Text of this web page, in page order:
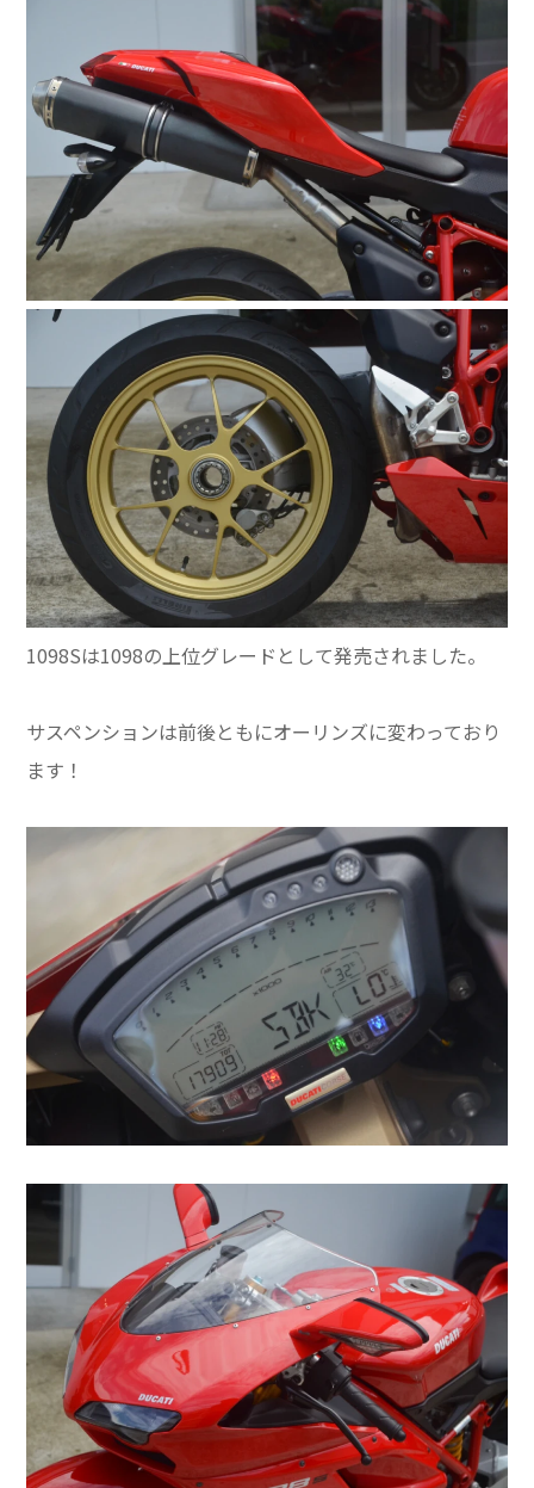
1098Sは1098の上位グレードとして発売されました。
サスペンションは前後ともにオーリンズに変わっており
ます！